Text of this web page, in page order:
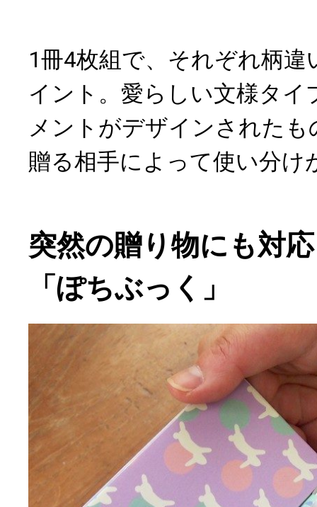
1冊4枚組で、それぞれ柄
イント。愛らしい文様タイ
メントがデザインされた
贈る相手によって使い分け
突然の贈り物にも対
「ぽちぶっく」